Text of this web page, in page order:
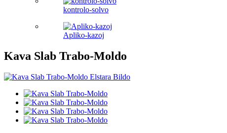
kontrolo-solvo
Apliko-kazoj
Kava Slab Trabo-Moldo